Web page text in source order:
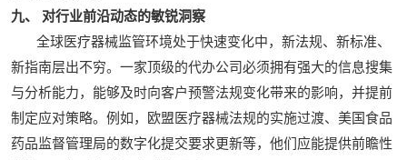
九、 对行业前沿动态的敏锐洞察
全球医疗器械监管环境处于快速变化中，新法规、新标准、
新指南层出不穷。一家顶级的代办公司必须拥有强大的信息搜集
与分析能力，能够及时向客户预警法规变化带来的影响，并提前
制定应对策略。例如，欧盟医疗器械法规的实施过渡、美国食品
药品监督管理局的数字化提交要求更新等，他们应能提供前瞻性